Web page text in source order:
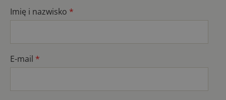
Imię i nazwisko *
E-mail *